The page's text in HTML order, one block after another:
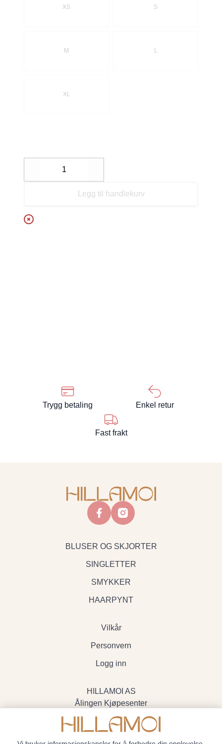
XS S
M L
XL
Decrease
Legg til handlekurv
Trygg betaling Enkel retur
Fast frakt
facebookinstagram
BLUSER OG SKJORTER
SINGLETTER
SMYKKER
HAARPYNT
Vilkår
Personvern
Logg inn
HILLAMOI AS
Ålingen Kjøpesenter
Myrenvegen 19, 3570 Ål
- Org.nr. 928705234